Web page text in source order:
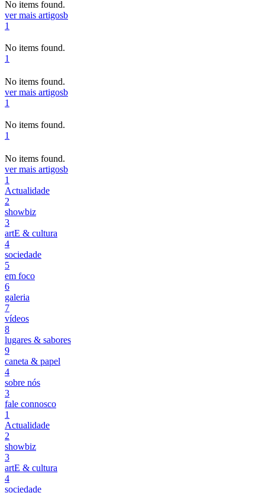
No items found.
ver mais artigosb
1
No items found.
1
No items found.
ver mais artigosb
1
No items found.
1
No items found.
ver mais artigosb
1
Actualidade
2
showbiz
3
artE & cultura
4
sociedade
5
em foco
6
galeria
7
vídeos
8
lugares & sabores
9
caneta & papel
4
sobre nós
3
fale connosco
1
Actualidade
2
showbiz
3
artE & cultura
4
sociedade